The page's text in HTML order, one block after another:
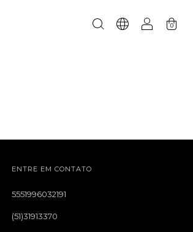
0
ENTRE EM CONTATO
5551996032191
(51)31913370